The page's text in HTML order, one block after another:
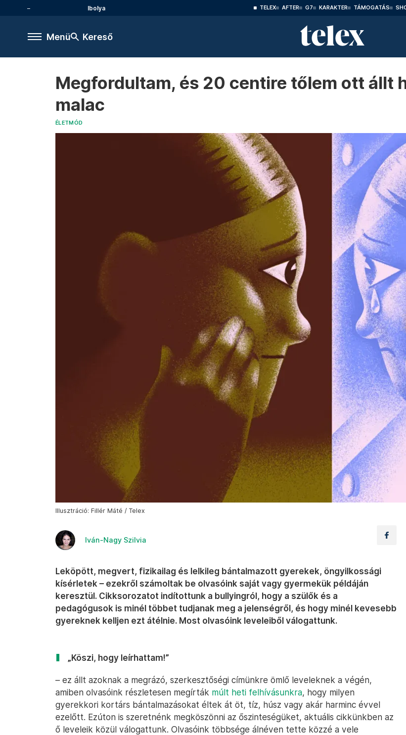
Ibolya TELEX AFTER G7 KARAKTER TÁMOGATÁS
Menü Kereső
Megfordultam, és 20 centire tőlem ott állt
malac
ÉLETMÓD
Illusztráció: Fillér Máté / Telex
Iván-Nagy Szilvia
Leköpött, megvert, fizikailag és lelkileg bántalmazott gyerekek, öngyilkossági
kísérletek – ezekről számoltak be olvasóink saját vagy gyermekük példáján
keresztül. Cikksorozatot indítottunk a bullyingról, hogy a szülők és a
pedagógusok is minél többet tudjanak meg a jelenségről, és hogy minél kevesebb
gyereknek kelljen ezt átélnie. Most olvasóink leveleiből válogattunk.
„Köszi, hogy leírhattam!”
– ez állt azoknak a megrázó, szerkesztőségi címünkre ömlő leveleknek a végén,
amiben olvasóink részletesen megírták múlt heti felhívásunkra, hogy milyen
gyerekkori kortárs bántalmazásokat éltek át öt, tíz, húsz vagy akár harminc évvel
ezelőtt. Ezúton is szeretnénk megköszönni az őszinteségüket, aktuális cikkünkben az
ő leveleik közül válogattunk. Olvasóink többsége álnéven tette közzé a vele